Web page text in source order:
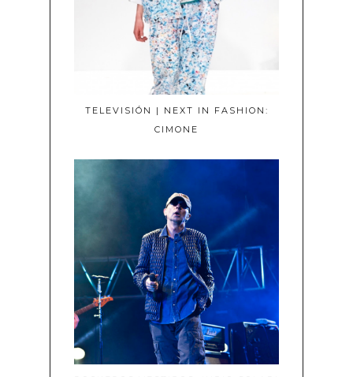
TELEVISIÓN | NEXT IN FASHION:
CIMONE